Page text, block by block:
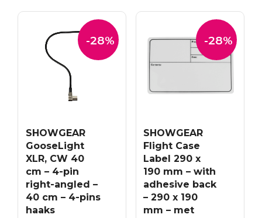
-28%
SHOWGEAR
GooseLight
XLR, CW 40
cm – 4-pin
right-angled –
40 cm – 4-pins
haaks
-28%
SHOWGEAR
Flight Case
Label 290 x
190 mm – with
adhesive back
– 290 x 190
mm – met